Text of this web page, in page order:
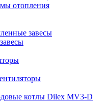
отопления
завесы
котлы Dilex MV3-D